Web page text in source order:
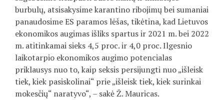
burbulų, atsisakysime karantino ribojimų bei sumaniai
panaudosime ES paramos lėšas, tikėtina, kad Lietuvos
ekonomikos augimas išliks spartus ir 2021 m. bei 2022
m. atitinkamai sieks 4,5 proc. ir 4,0 proc. Ilgesnio
laikotarpio ekonomikos augimo potencialas
priklausys nuo to, kaip seksis persijungti nuo „išleisk
tiek, kiek pasiskolinai“ prie „išleisk tiek, kiek surinkai
mokesčių“ naratyvo“, – sakė Ž. Mauricas.